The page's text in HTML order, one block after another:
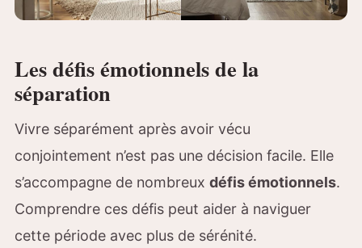
Les défis émotionnels de la
séparation
Vivre séparément après avoir vécu
conjointement n’est pas une décision facile. Elle
s’accompagne de nombreux défis émotionnels.
Comprendre ces défis peut aider à naviguer
cette période avec plus de sérénité.